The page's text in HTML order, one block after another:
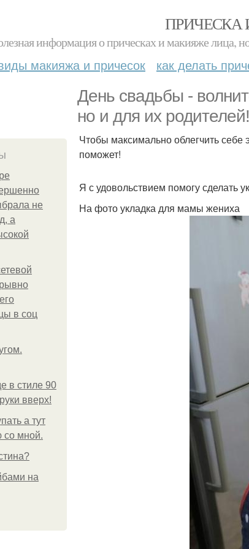
информация о прическах и макияже лица,
макияжа и причесок как делать
День свадьбы -
но и для их родителей!
не
а
в соц
в стиле 90
вверх!
а тут
со мной.
на
Чтобы максимально облегчить себе
поможет!
Я с удовольствием помогу сделать
На фото укладка для мамы жениха